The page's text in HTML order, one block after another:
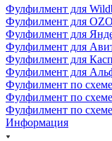
Фулфилмент для
Фулфилмент для
Фулфилмент для
Фулфилмент для
Фулфилмент для
Фулфилмент для
Фулфилмент по
Фулфилмент по
Фулфилмент по
Информация